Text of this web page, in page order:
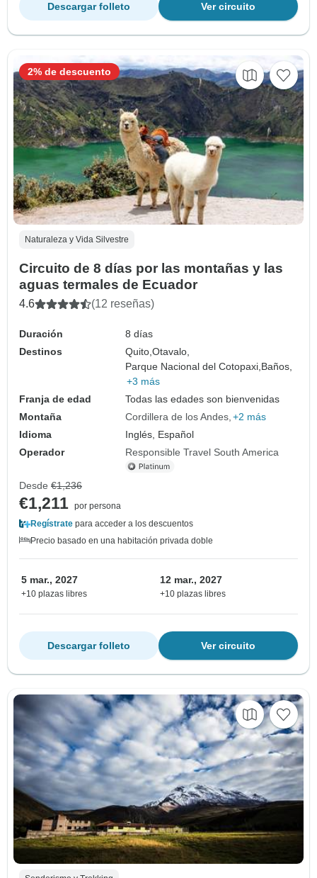
Ver circuito
Descargar folleto
Naturaleza y Vida Silvestre
Circuito de 8 días por las montañas y las
aguas termales de Ecuador
4.6 (12 reseñas)
Duración
8 días
Destinos
Quito,Otavalo,
Parque Nacional del Cotopaxi, Baños,
+3 más
Franja de edad
Todas las edades son bienvenidas
Montaña
Cordillera de los Andes +2 más
Idioma
Inglés, Español
Operador
Responsible Travel South America
2% de descuento
Desde €1,236
€1,211 por persona
Regístrate para acceder a los descuentos
Precio basado en una habitación privada doble
5 mar., 2027
+10 plazas libres
12 mar., 2027
+10 plazas libres
Ver circuito
Descargar folleto